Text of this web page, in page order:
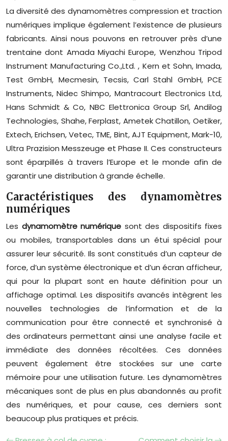
La diversité des dynamomètres compression et traction
numériques implique également l’existence de plusieurs
fabricants. Ainsi nous pouvons en retrouver près d’une
trentaine dont Amada Miyachi Europe, Wenzhou Tripod
Instrument Manufacturing Co.,Ltd. , Kern et Sohn, Imada,
Test GmbH, Mecmesin, Tecsis, Carl Stahl GmbH, PCE
Instruments, Nidec Shimpo, Mantracourt Electronics Ltd,
Hans Schmidt & Co, NBC Elettronica Group Srl, Andilog
Technologies, Shahe, Ferplast, Ametek Chatillon, Oetiker,
Extech, Erichsen, Vetec, TME, Bint, AJT Equipment, Mark-10,
Ultra Prazision Messzeuge et Phase II. Ces constructeurs
sont éparpillés à travers l’Europe et le monde afin de
garantir une distribution à grande échelle.
Caractéristiques des dynamomètres
numériques
Les dynamomètre numérique sont des dispositifs fixes
ou mobiles, transportables dans un étui spécial pour
assurer leur sécurité. Ils sont constitués d’un capteur de
force, d’un système électronique et d’un écran afficheur,
qui pour la plupart sont en haute définition pour un
affichage optimal. Les dispositifs avancés intègrent les
nouvelles technologies de l’information et de la
communication pour être connecté et synchronisé à
des ordinateurs permettant ainsi une analyse facile et
immédiate des données récoltées. Ces données
peuvent également être stockées sur une carte
mémoire pour une utilisation future. Les dynamomètres
mécaniques sont de plus en plus abandonnés au profit
des numériques, et pour cause, ces derniers sont
beaucoup plus pratiques et précis.